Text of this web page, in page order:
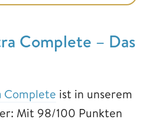
Complete – Das
Complete ist in unserem
Mit 98/100 Punkten